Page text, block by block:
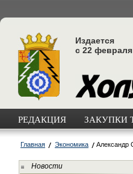
Издается
с 22 февраля
РЕДАКЦИЯ ЗАКУПКИ
Главная Экономика Александр
Новости